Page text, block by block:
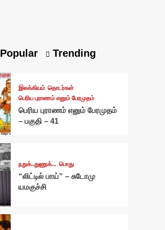
Popular Trending
இலக்கியம் தொடர்கள்
பெரிய புராணம் எனும் பேரமுதம்
பெரிய புராணம் எனும் பேரமுதம்
– பகுதி – 41
நறுக்..துணுக்... பொது
“லிட்டில் பாய்” – சுடோமு
யமகுச்சி